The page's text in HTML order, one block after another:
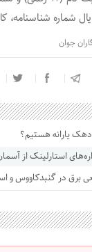
شماره شناسنامه،
جوان
یارانه هستیم؟
استارلینک از
برق در‌ گنبدکاووس و